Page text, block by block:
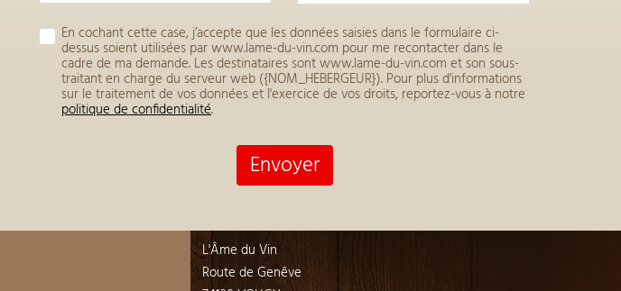
En cochant cette case, j’accepte que les données saisies dans le formulaire ci-
dessus soient utilisées par www.lame-du-vin.com pour me recontacter dans le
cadre de ma demande. Les destinataires sont www.lame-du-vin.com et son sous-
traitant en charge du serveur web ({NOM_HEBERGEUR}). Pour plus d'informations
sur le traitement de vos données et l'exercice de vos droits, reportez-vous à notre
politique de confidentialité.
L'Âme du Vin
Route de Genêve